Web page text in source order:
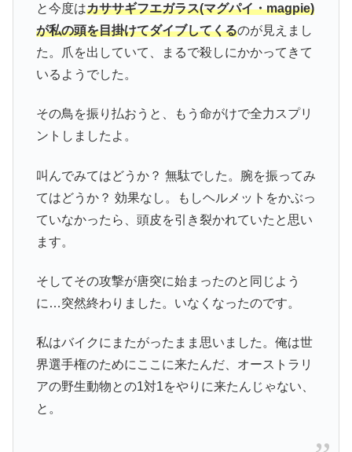
と今度はカササギフエガラス(マグパイ・magpie)
が私の頭を目掛けてダイブしてくるのが見えまし
た。爪を出していて、まるで殺しにかかってきて
いるようでした。
その鳥を振り払おうと、もう命がけで全力スプリ
ントしましたよ。
叫んでみてはどうか？ 無駄でした。腕を振ってみ
てはどうか？ 効果なし。もしヘルメットをかぶっ
ていなかったら、頭皮を引き裂かれていたと思い
ます。
そしてその攻撃が唐突に始まったのと同じよう
に…突然終わりました。いなくなったのです。
私はバイクにまたがったまま思いました。俺は世
界選手権のためにここに来たんだ、オーストラリ
アの野生動物との1対1をやりに来たんじゃない、
と。